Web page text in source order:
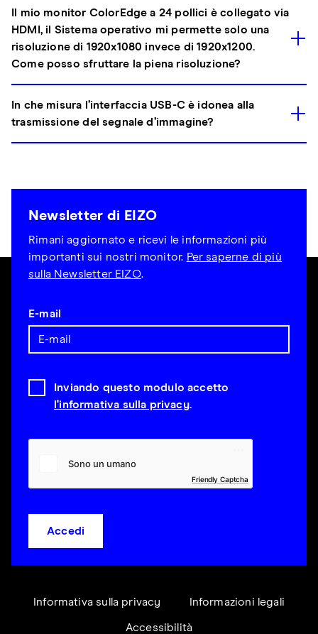
Il mio monitor ColorEdge a 24 pollici è collegato via
HDMI, il Sistema operativo mi permette solo una
risoluzione di 1920x1080 invece di 1920x1200.
Come posso sfruttare la piena risoluzione?
In che misura l’interfaccia USB-C è idonea alla
trasmissione del segnale d’immagine?
Newsletter di EIZO
Rimani aggiornato e ricevi le informazioni più
importanti sui nostri monitor. Per saperne di più
sulla Newsletter EIZO.
E-mail
Inviando questo modulo accetto
l'informativa sulla privacy.
Friendly Captcha
Accedi
Informativa sulla privacy Informazioni legali
Accessibilità